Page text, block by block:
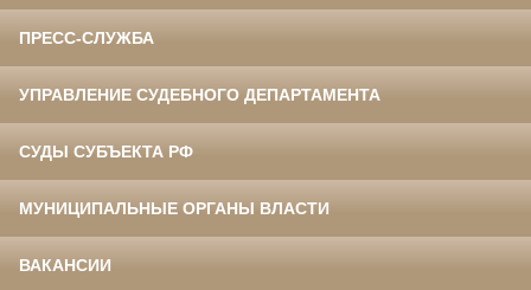
ПРЕСС-СЛУЖБА
УПРАВЛЕНИЕ СУДЕБНОГО ДЕПАРТАМЕНТА
СУДЫ СУБЪЕКТА РФ
МУНИЦИПАЛЬНЫЕ ОРГАНЫ ВЛАСТИ
ВАКАНСИИ